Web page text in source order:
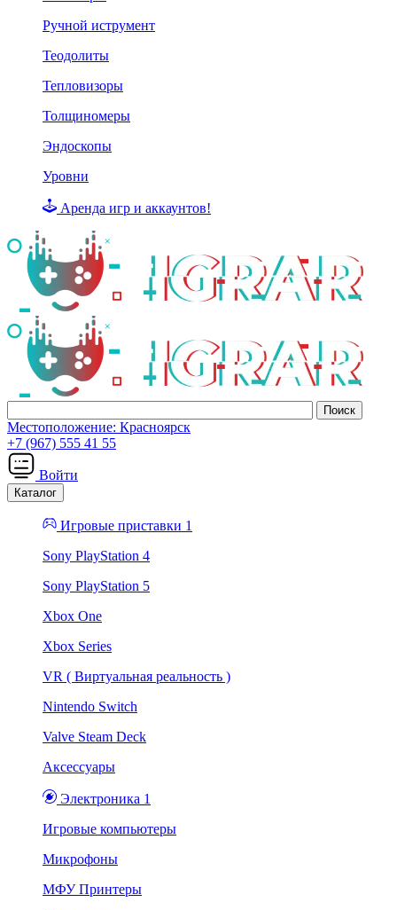
Ручной иструмент
Теодолиты
Тепловизоры
Толщиномеры
Эндоскопы
Уровни
Аренда игр и аккаунтов!
Местоположение: Красноярск
+7 (967) 555 41 55
Войти
Каталог
Игровые приставки 1
Sony PlayStation 4
Sony PlayStation 5
Xbox One
Xbox Series
VR ( Виртуальная реальность )
Nintendo Switch
Valve Steam Deck
Аксессуары
Электроника 1
Игровые компьютеры
Микрофоны
МФУ Принтеры